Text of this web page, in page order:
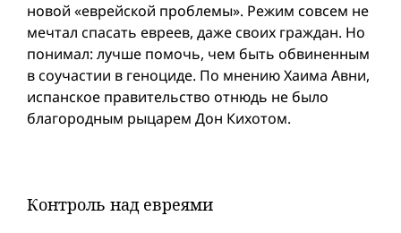
новой «еврейской проблемы». Режим совсем не
мечтал спасать евреев, даже своих граждан. Но
понимал: лучше помочь, чем быть обвиненным
в соучастии в геноциде. По мнению Хаима Авни,
испанское правительство отнюдь не было
благородным рыцарем Дон Кихотом.
Контроль над евреями